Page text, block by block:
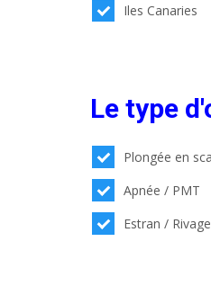
Iles Canaries
Le type
Plongée en
Apnée / PMT
Estran / Rivage